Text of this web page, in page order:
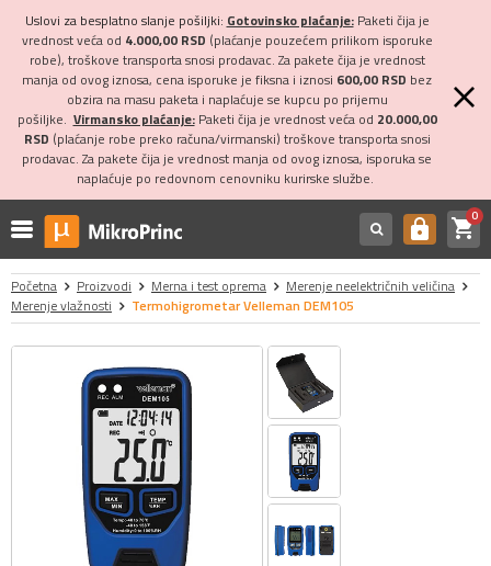
Uslovi za besplatno slanje pošiljki: Gotovinsko plaćanje:Paketi čija je
vrednost veća od 4.000,00 RSD (plaćanje pouzećem prilikom isporuke
robe), troškove transporta snosi prodavac. Za pakete čija je vrednost
manja od ovog iznosa, cena isporuke je fiksna i iznosi 600,00 RSD bez
obzira na masu paketa i naplaćuje se kupcu po prijemu
pošiljke. Virmansko plaćanje:Paketi čija je vrednost veća od 20.000,00
RSD (plaćanje robe preko računa/virmanski) troškove transporta snosi
prodavac. Za pakete čija je vrednost manja od ovog iznosa, isporuka se
naplaćuje po redovnom cenovniku kurirske službe.
https shopping_cart0
Početna Proizvodi Merna i test oprema
Merenje neelektričnih veličina
Merenje vlažnosti
Termohigrometar Velleman DEM105